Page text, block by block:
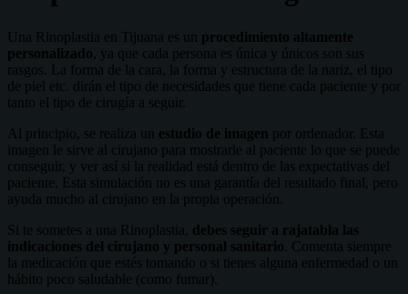
Una Rinoplastia en Tijuana es un procedimiento altamente
personalizado , ya que cada persona es única y únicos son sus
rasgos. La forma de la cara, la forma y estructura de la nariz, el tipo
de piel etc. dirán el tipo de necesidades que tiene cada paciente y por
tanto el tipo de cirugía a seguir.
Al principio, se realiza un estudio de imagen por ordenador. Esta
imagen le sirve al cirujano para mostrarle al paciente lo que se puede
conseguir, y ver así si la realidad está dentro de las expectativas del
paciente. Esta simulación no es una garantía del resultado final, pero
ayuda mucho al cirujano en la propia operación.
Si te sometes a una Rinoplastia, debes seguir a rajatabla las
indicaciones del cirujano y personal sanitario . Comenta siempre
la medicación que estés tomando o si tienes alguna enfermedad o un
hábito poco saludable (como fumar).